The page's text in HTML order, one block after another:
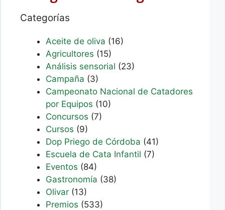
Categorías
Aceite de oliva (16)
Agricultores (15)
Análisis sensorial (23)
Campaña (3)
Campeonato Nacional de Catadores
por Equipos (10)
Concursos (7)
Cursos (9)
Dop Priego de Córdoba (41)
Escuela de Cata Infantil (7)
Eventos (84)
Gastronomía (38)
Olivar (13)
Premios (533)